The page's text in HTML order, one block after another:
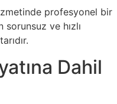
profesyonel bir
sorunsuz ve hızlı
Dahil